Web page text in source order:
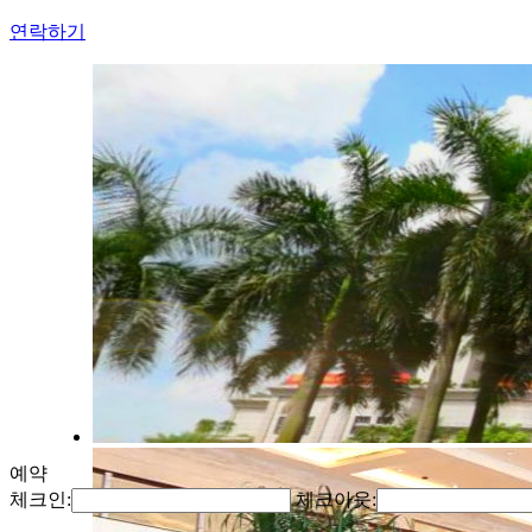
연락하기
예약
체크인:
체크아웃: